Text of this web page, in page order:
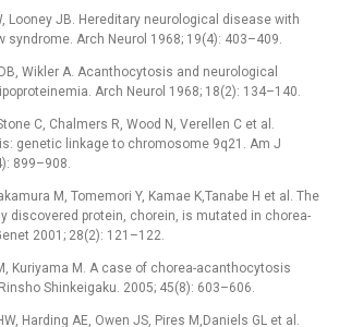
Looney JB. Hereditary neurological disease with
syndrome. Arch Neurol 1968; 19(4): 403–409.
Wikler A. Acanthocytosis and neurological
Arch Neurol 1968; 18(2): 134–140.
C, Chalmers R, Wood N, Verellen C et al.
genetic linkage to chromosome 9q21. Am J
899–908.
M, Tomemori Y, Kamae K,Tanabe H et al. The
discovered protein, chorein, is mutated in chorea-
2001; 28(2): 121–122.
Kuriyama M. A case of chorea-acanthocytosis
Shinkeigaku. 2005; 45(8): 603–606.
Harding AE, Owen JS, Pires M,Daniels GL et al.